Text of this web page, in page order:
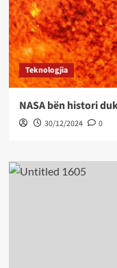
Teknologjia
NASA bën histori
30/12/2024 0